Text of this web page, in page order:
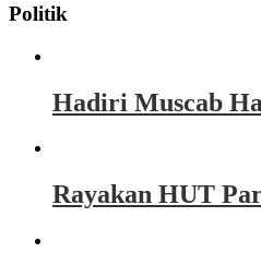
Politik
Hadiri Muscab
Rayakan HUT